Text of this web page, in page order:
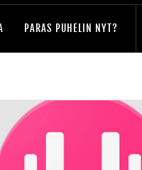
PARAS PUHELIN NYT?
parhaat uudet Android-sovellukset